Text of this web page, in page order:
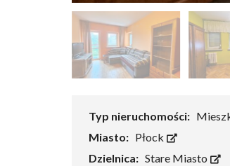
Typ nieruchomości:
Miasto: Płock
Dzielnica: Stare Miasto